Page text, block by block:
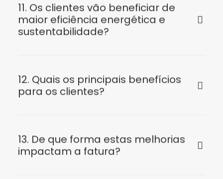
11. Os clientes vão beneficiar de
maior eficiência energética e
sustentabilidade?
12. Quais os principais benefícios
para os clientes?
13. De que forma estas melhorias
impactam a fatura?